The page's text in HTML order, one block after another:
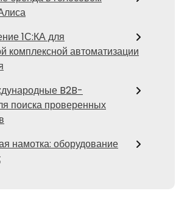
1С:КА для
комплексной автоматизации
B2B-
поиска проверенных
намотка: оборудование